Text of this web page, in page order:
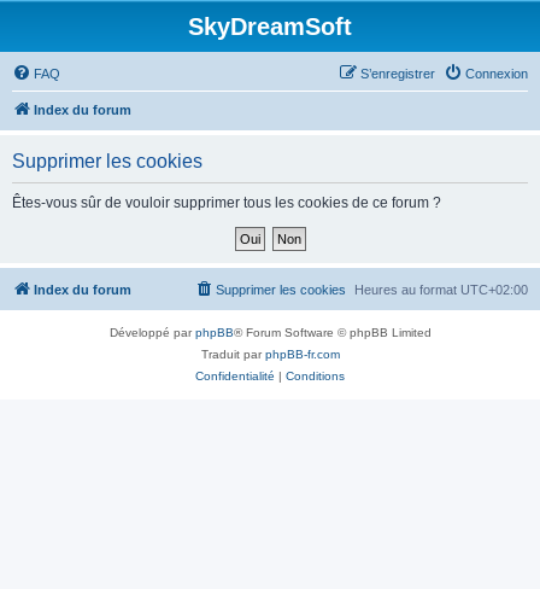
SkyDreamSoft
FAQ Connexion
S’enregistrer
Index du forum
Supprimer les cookies
Êtes-vous sûr de vouloir supprimer tous les cookies de ce forum ?
Index du forum Heures au format UTC+02:00
Supprimer les cookies
Développé parphpBB® Forum Software © phpBB Limited
Traduit parphpBB-fr.com
Confidentialité | Conditions